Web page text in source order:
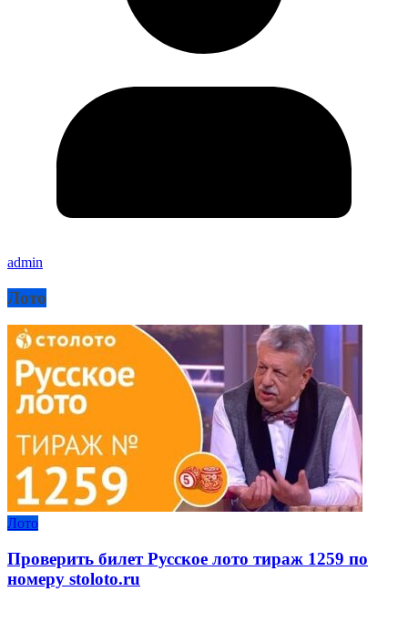
admin
Лото
Лото
Проверить билет Русское лото тираж 1259 по
номеру stoloto.ru